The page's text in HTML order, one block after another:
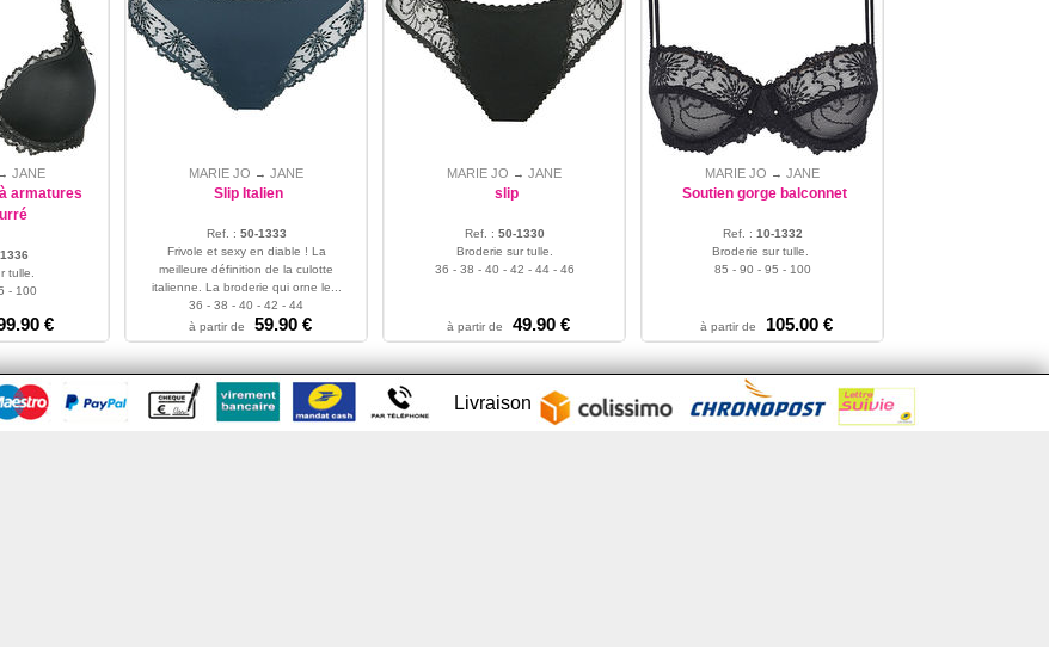
→ JANE
armatures
tulle.
- 100
€
MARIE JO → JANE
Slip Italien
Ref. : 50-1333
Frivole et sexy en diable ! La
meilleure définition de la culotte
italienne. La broderie qui orne le...
36 - 38 - 40 - 42 - 44
à partir de
59.90 €
MARIE JO → JANE
slip
Ref. : 50-1330
Broderie sur tulle.
36 - 38 - 40 - 42 - 44 - 46
à partir de 49.90 €
MARIE JO → JANE
Soutien gorge balconnet
Ref. : 10-1332
Broderie sur tulle.
85 - 90 - 95 - 100
à partir de 105.00 €
Livraison